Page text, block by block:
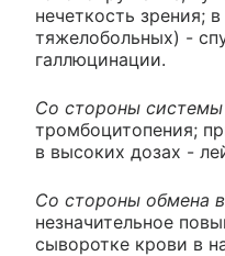
нечеткость зрения;
тяжелобольных) -
галлюцинации.
Со стороны системы
тромбоцитопения;
в высоких дозах -
Со стороны обмена
незначительное
сыворотке крови в